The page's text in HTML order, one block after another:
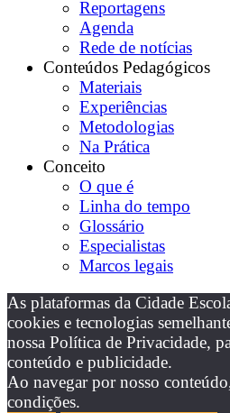
Reportagens
Agenda
Rede de notícias
Conteúdos Pedagógicos
Materiais
Experiências
Metodologias
Na Prática
Conceito
O que é
Linha do tempo
Glossário
Especialistas
Marcos legais
As plataformas da Cidade
cookies e tecnologias
nossa Política de Privacidade,
conteúdo e publicidade.
Ao navegar por nosso
condições.